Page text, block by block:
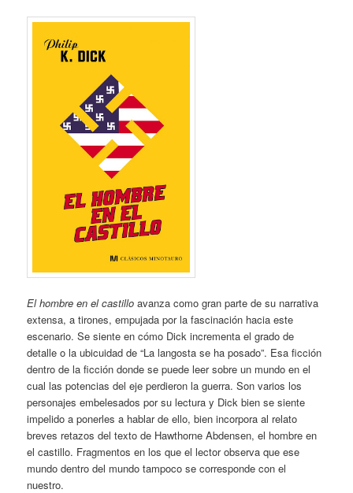
El hombre en el castillo avanza como gran parte de su narrativa
extensa, a tirones, empujada por la fascinación hacia este
escenario. Se siente en cómo Dick incrementa el grado de
detalle o la ubicuidad de “La langosta se ha posado”. Esa ficción
dentro de la ficción donde se puede leer sobre un mundo en el
cual las potencias del eje perdieron la guerra. Son varios los
personajes embelesados por su lectura y Dick bien se siente
impelido a ponerles a hablar de ello, bien incorpora al relato
breves retazos del texto de Hawthorne Abdensen, el hombre en
el castillo. Fragmentos en los que el lector observa que ese
mundo dentro del mundo tampoco se corresponde con el
nuestro.